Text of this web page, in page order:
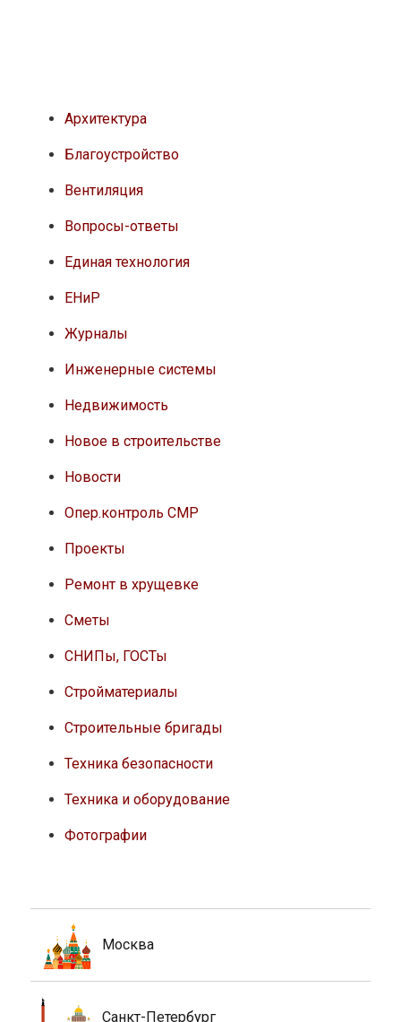
Архитектура
Благоустройство
Вентиляция
Вопросы-ответы
Единая технология
ЕНиР
Журналы
Инженерные системы
Недвижимость
Новое в строительстве
Новости
Опер.контроль СМР
Проекты
Ремонт в хрущевке
Сметы
СНИПы, ГОСТы
Стройматериалы
Строительные бригады
Техника безопасности
Техника и оборудование
Фотографии
Москва
Санкт-Петербург